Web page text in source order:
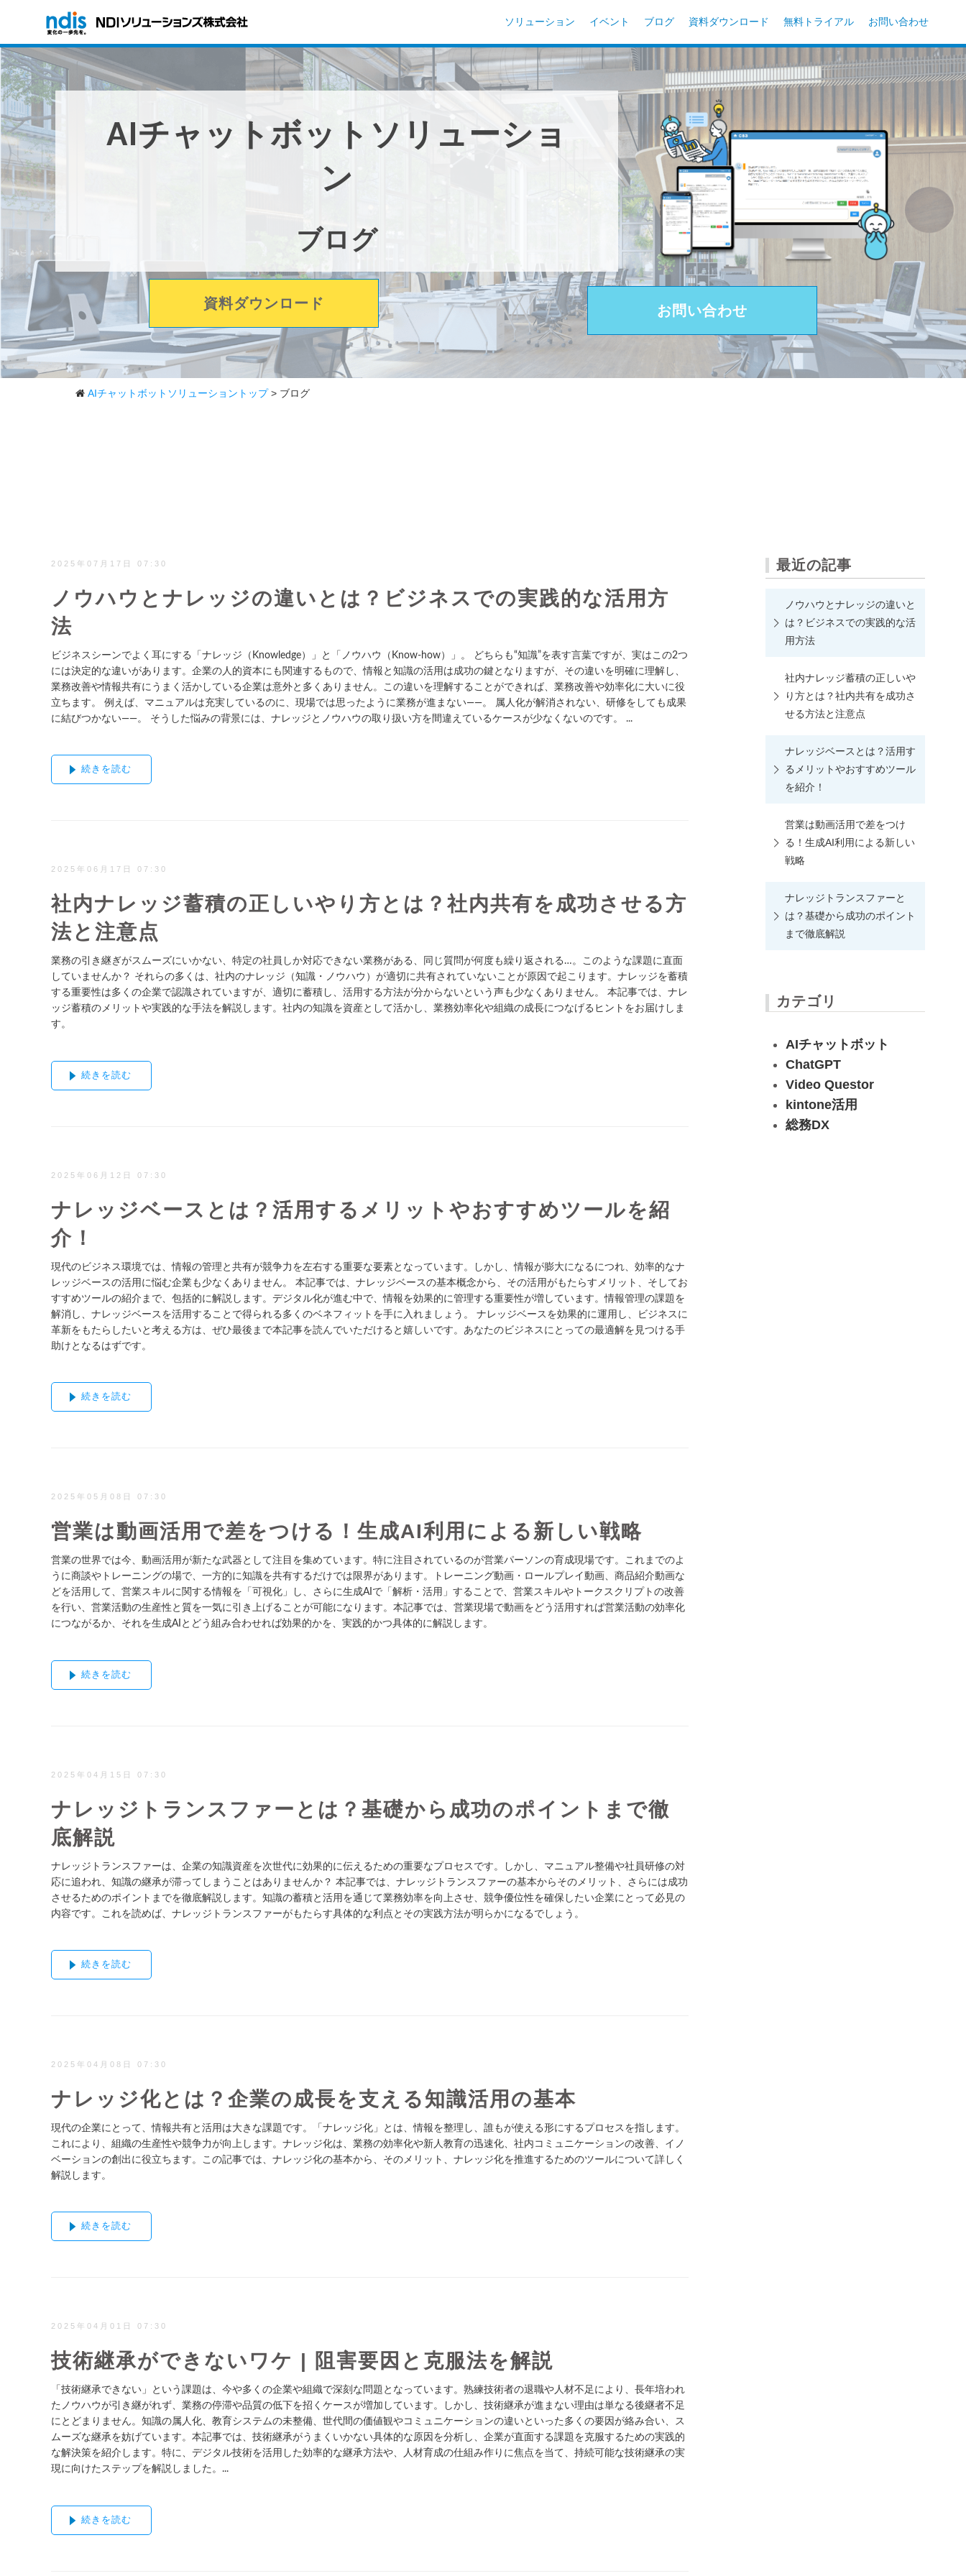
ソリューション イベント ブログ 資料ダウンロード 無料トライアル お問い合わせ
AIチャットボットソリューショ
ン
ブログ
資料ダウンロード お問い合わせ
AIチャットボットソリューショントップ > ブログ
2025年07月17日 07:30
ノウハウとナレッジの違いとは？ビジネスでの実践的な活用方
法
ビジネスシーンでよく耳にする「ナレッジ（Knowledge）」と「ノウハウ（Know-how）」。 どちらも“知識”を表す言葉ですが、実はこの2つ
には決定的な違いがあります。企業の人的資本にも関連するもので、情報と知識の活用は成功の鍵となりますが、その違いを明確に理解し、
業務改善や情報共有にうまく活かしている企業は意外と多くありません。この違いを理解することができれば、業務改善や効率化に大いに役
立ちます。 例えば、マニュアルは充実しているのに、現場では思ったように業務が進まない——。 属人化が解消されない、研修をしても成果
に結びつかない——。 そうした悩みの背景には、ナレッジとノウハウの取り扱い方を間違えているケースが少なくないのです。 ...
続きを読む
2025年06月17日 07:30
社内ナレッジ蓄積の正しいやり方とは？社内共有を成功させる方
法と注意点
業務の引き継ぎがスムーズにいかない、特定の社員しか対応できない業務がある、同じ質問が何度も繰り返される…。このような課題に直面
していませんか？ それらの多くは、社内のナレッジ（知識・ノウハウ）が適切に共有されていないことが原因で起こります。ナレッジを蓄積
する重要性は多くの企業で認識されていますが、適切に蓄積し、活用する方法が分からないという声も少なくありません。 本記事では、ナレ
ッジ蓄積のメリットや実践的な手法を解説します。社内の知識を資産として活かし、業務効率化や組織の成長につなげるヒントをお届けしま
す。
続きを読む
2025年06月12日 07:30
ナレッジベースとは？活用するメリットやおすすめツールを紹
介！
現代のビジネス環境では、情報の管理と共有が競争力を左右する重要な要素となっています。しかし、情報が膨大になるにつれ、効率的なナ
レッジベースの活用に悩む企業も少なくありません。 本記事では、ナレッジベースの基本概念から、その活用がもたらすメリット、そしてお
すすめツールの紹介まで、包括的に解説します。デジタル化が進む中で、情報を効果的に管理する重要性が増しています。情報管理の課題を
解消し、ナレッジベースを活用することで得られる多くのベネフィットを手に入れましょう。 ナレッジベースを効果的に運用し、ビジネスに
革新をもたらしたいと考える方は、ぜひ最後まで本記事を読んでいただけると嬉しいです。あなたのビジネスにとっての最適解を見つける手
助けとなるはずです。
続きを読む
2025年05月08日 07:30
営業は動画活用で差をつける！生成AI利用による新しい戦略
営業の世界では今、動画活用が新たな武器として注目を集めています。特に注目されているのが営業パーソンの育成現場です。これまでのよ
うに商談やトレーニングの場で、一方的に知識を共有するだけでは限界があります。トレーニング動画・ロールプレイ動画、商品紹介動画な
どを活用して、営業スキルに関する情報を「可視化」し、さらに生成AIで「解析・活用」することで、営業スキルやトークスクリプトの改善
を行い、営業活動の生産性と質を一気に引き上げることが可能になります。本記事では、営業現場で動画をどう活用すれば営業活動の効率化
につながるか、それを生成AIとどう組み合わせれば効果的かを、実践的かつ具体的に解説します。
続きを読む
2025年04月15日 07:30
ナレッジトランスファーとは？基礎から成功のポイントまで徹
底解説
ナレッジトランスファーは、企業の知識資産を次世代に効果的に伝えるための重要なプロセスです。しかし、マニュアル整備や社員研修の対
応に追われ、知識の継承が滞ってしまうことはありませんか？ 本記事では、ナレッジトランスファーの基本からそのメリット、さらには成功
させるためのポイントまでを徹底解説します。知識の蓄積と活用を通じて業務効率を向上させ、競争優位性を確保したい企業にとって必見の
内容です。これを読めば、ナレッジトランスファーがもたらす具体的な利点とその実践方法が明らかになるでしょう。
続きを読む
2025年04月08日 07:30
ナレッジ化とは？企業の成長を支える知識活用の基本
現代の企業にとって、情報共有と活用は大きな課題です。「ナレッジ化」とは、情報を整理し、誰もが使える形にするプロセスを指します。
これにより、組織の生産性や競争力が向上します。ナレッジ化は、業務の効率化や新人教育の迅速化、社内コミュニケーションの改善、イノ
ベーションの創出に役立ちます。この記事では、ナレッジ化の基本から、そのメリット、ナレッジ化を推進するためのツールについて詳しく
解説します。
続きを読む
2025年04月01日 07:30
技術継承ができないワケ | 阻害要因と克服法を解説
「技術継承できない」という課題は、今や多くの企業や組織で深刻な問題となっています。熟練技術者の退職や人材不足により、長年培われ
たノウハウが引き継がれず、業務の停滞や品質の低下を招くケースが増加しています。しかし、技術継承が進まない理由は単なる後継者不足
にとどまりません。知識の属人化、教育システムの未整備、世代間の価値観やコミュニケーションの違いといった多くの要因が絡み合い、ス
ムーズな継承を妨げています。本記事では、技術継承がうまくいかない具体的な原因を分析し、企業が直面する課題を克服するための実践的
な解決策を紹介します。特に、デジタル技術を活用した効率的な継承方法や、人材育成の仕組み作りに焦点を当て、持続可能な技術継承の実
現に向けたステップを解説しました。...
続きを読む
最近の記事
ノウハウとナレッジの違いと
は？ビジネスでの実践的な活
用方法
社内ナレッジ蓄積の正しいや
り方とは？社内共有を成功さ
せる方法と注意点
ナレッジベースとは？活用す
るメリットやおすすめツール
を紹介！
営業は動画活用で差をつけ
る！生成AI利用による新しい
戦略
ナレッジトランスファーと
は？基礎から成功のポイント
まで徹底解説
カテゴリ
AIチャットボット
ChatGPT
Video Questor
kintone活用
総務DX